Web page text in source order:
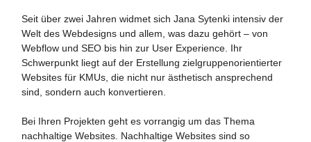
Seit über zwei Jahren widmet sich Jana Sytenki intensiv der
Welt des Webdesigns und allem, was dazu gehört – von
Webflow und SEO bis hin zur User Experience. Ihr
Schwerpunkt liegt auf der Erstellung zielgruppenorientierter
Websites für KMUs, die nicht nur ästhetisch ansprechend
sind, sondern auch konvertieren.
Bei Ihren Projekten geht es vorrangig um das Thema
nachhaltige Websites. Nachhaltige Websites sind so